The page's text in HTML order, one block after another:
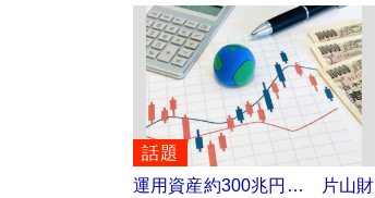
話題
運用資産約300兆円… 片山財